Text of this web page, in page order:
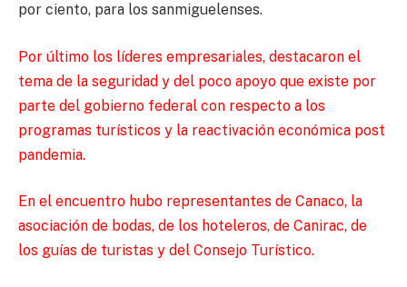
por ciento, para los sanmiguelenses.
Por último los líderes empresariales, destacaron el
tema de la seguridad y del poco apoyo que existe por
parte del gobierno federal con respecto a los
programas turísticos y la reactivación económica post
pandemia.
En el encuentro hubo representantes de Canaco, la
asociación de bodas, de los hoteleros, de Canirac, de
los guías de turistas y del Consejo Turístico.